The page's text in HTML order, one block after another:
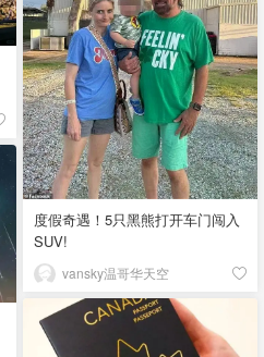
度假奇遇！5只黑熊打开车门闯入
SUV!
vansky温哥华天空